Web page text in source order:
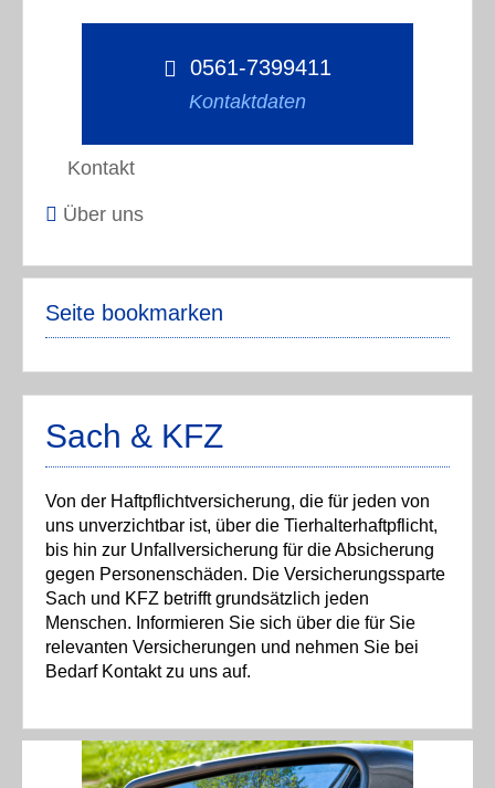
0561-7399411
Kontaktdaten
Kontakt
Über uns
Seite bookmarken
Sach & KFZ
Von der Haftpflichtversicherung, die für jeden von
uns unverzichtbar ist, über die Tierhalterhaftpflicht,
bis hin zur Unfallversicherung für die Absicherung
gegen Personenschäden. Die Versicherungssparte
Sach und KFZ betrifft grundsätzlich jeden
Menschen. Informieren Sie sich über die für Sie
relevanten Versicherungen und nehmen Sie bei
Bedarf Kontakt zu uns auf.